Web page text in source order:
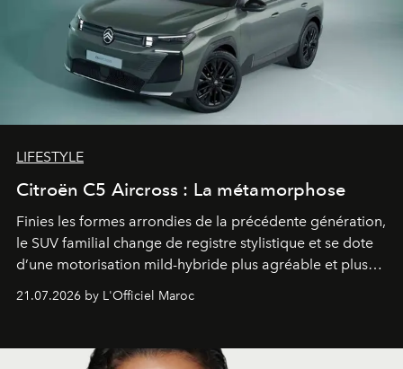
LIFESTYLE
Citroën C5 Aircross : La métamorphose
Finies les formes arrondies de la précédente génération,
le SUV familial change de registre stylistique et se dote
d’une motorisation mild-hybride plus agréable et plus
économe. à n’en pas douter, le nouveau C5 Aircross a
gagné en maturité.
21.07.2026 by L'Officiel Maroc